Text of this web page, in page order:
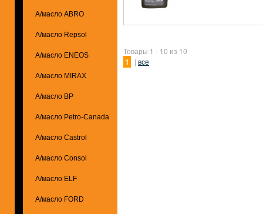
А/масло ABRO
А/масло Repsol
А/масло ENEOS
А/масло MIRAX
А/масло BP
А/масло Petro-Canada
А/масло Castrol
А/масло Consol
А/масло ELF
А/масло FORD
Товары 1 - 10 из 10
1 | все